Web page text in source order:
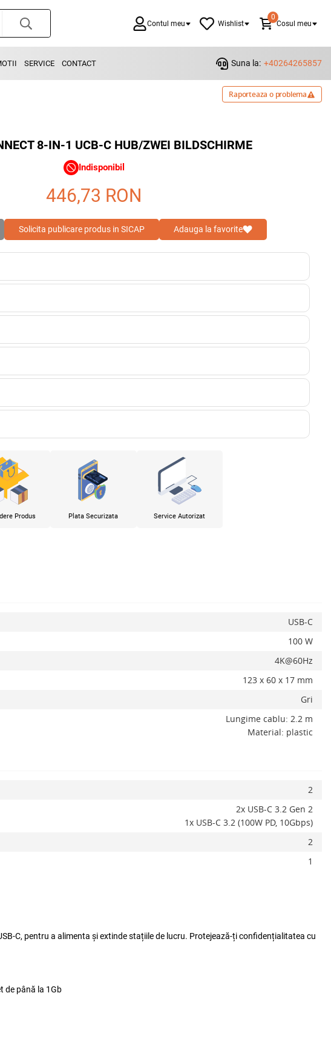
Contul meu Wishlist
0
Cosul meu
SERVICE CONTACT Suna la: +40264265857
Raporteaza o problema
8-IN-1 UCB-C HUB/ZWEI BILDSCHIRME
Indisponibil
446,73 RON
Solicita publicare produs in SICAP Adauga la favorite
Produs Plata Securizata Service Autorizat
USB-C
100 W
4K@60Hz
123 x 60 x 17 mm
Gri
Lungime cablu: 2.2 m
Material: plastic
2
2x USB-C 3.2 Gen 2
1x USB-C 3.2 (100W PD, 10Gbps)
2
1
C, pentru a alimenta și extinde stațiile de lucru. Protejează-ți confidențialitatea cu
de până la 1Gb
x
Adauga la favorite Alerta stoc